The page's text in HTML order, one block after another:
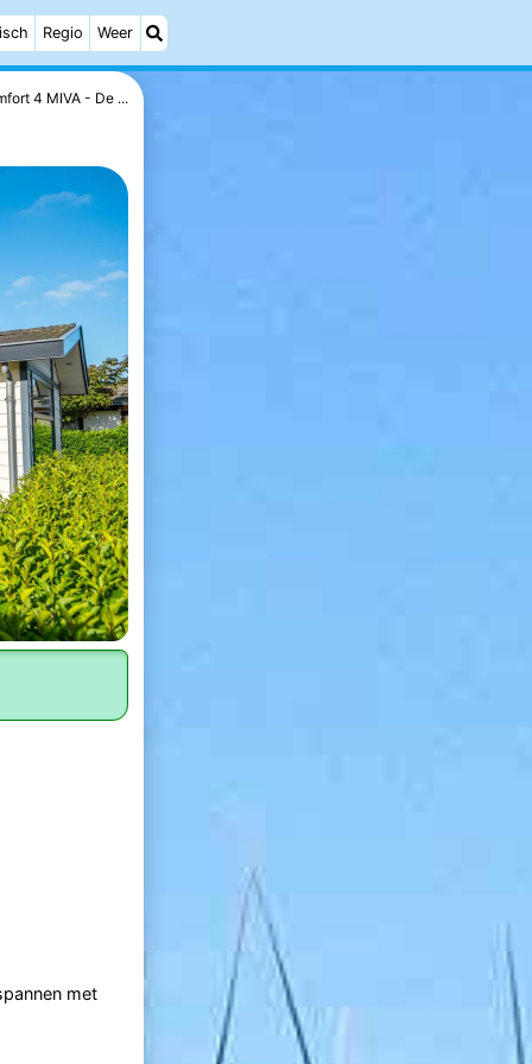
Regio Weer
4 MIVA - De ...
met